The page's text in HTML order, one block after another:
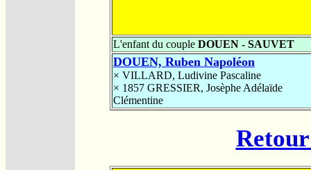
L'enfant du couple DOUEN - SAUVET
DOUEN, Ruben Napoléon
× VILLARD, Ludivine Pascaline
× 1857 GRESSIER, Josèphe Adélaïde
Clémentine